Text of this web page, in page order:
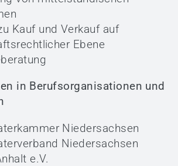
Kauf und Verkauf auf
Ebene
in Berufsorganisationen und
Niedersachsen
Niedersachsen
e.V.